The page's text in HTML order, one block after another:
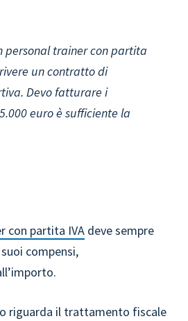
personal trainer con partita
un contratto di
Devo fatturare i
euroè sufficiente la
con partita IVA deve sempre
compensi,
riguarda il trattamento fiscale